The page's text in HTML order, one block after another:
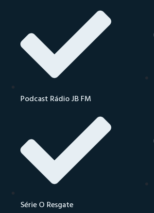
Podcast Rádio JB FM
Série O Resgate